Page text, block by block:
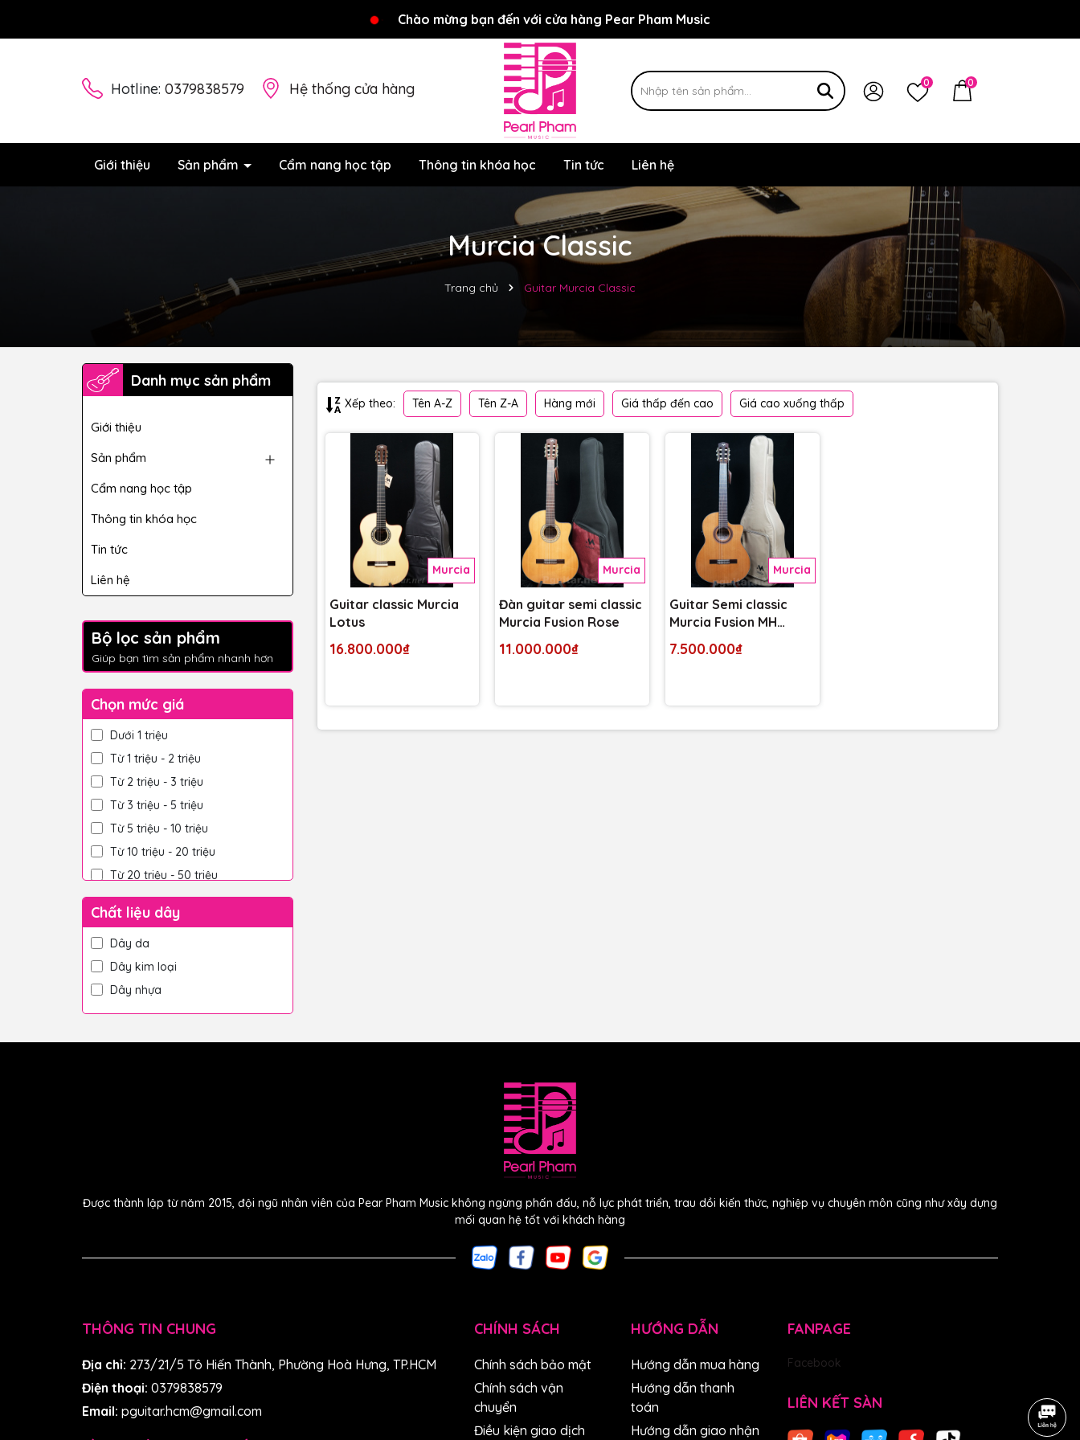
Chào mừng bạn đến với cửa hàng Pear Pham Music
Rất nhiều ưu đãi và chương trình khuyến mãi đang chờ đợi bạn
Hotline: 0379838579 Hệ thống cửa hàng 0 0
Giới thiệu Sản phẩm Cẩm nang học tập Thông tin khóa học Tin tức Liên hệ
Murcia Classic
Trang chủ Guitar Murcia Classic
Danh mục sản phẩm
Giới thiệu
Sản phẩm
Cẩm nang học tập
Thông tin khóa học
Tin tức
Liên hệ
Bộ lọc sản phẩm
Giúp bạn tìm sản phẩm nhanh hơn
Chọn mức giá
Dưới 1 triệu
Từ 1 triệu - 2 triệu
Từ 2 triệu - 3 triệu
Từ 3 triệu - 5 triệu
Từ 5 triệu - 10 triệu
Từ 10 triệu - 20 triệu
Từ 20 triệu - 50 triệu
Trên 50 triệu
Chất liệu dây
Dây da
Dây kim loại
Dây nhựa
Xếp theo: Tên A-Z Tên Z-A Hàng mới Giá thấp đến cao Giá cao xuống thấp
Murcia
Guitar classic Murcia
Lotus
16.800.000₫
Murcia
Đàn guitar semi classic
Murcia Fusion Rose
11.000.000₫
Murcia
Guitar Semi classic
Murcia Fusion MH
7.500.000₫
Được thành lập từ năm 2015, đội ngũ nhân viên của Pear Pham Music không ngừng phấn đấu, nỗ lực phát triển, trau dồi kiến thức, nghiệp vụ chuyên môn cũng như xây dựng
mối quan hệ tốt với khách hàng
THÔNG TIN CHUNG
Địa chỉ: 273/21/5 Tô Hiến Thành, Phường Hoà Hưng, TP.HCM
Điện thoại: 0379838579
Email: pguitar.hcm@gmail.com
CHÍNH SÁCH
Chính sách bảo mật
Chính sách vận
chuyển
Điều kiện giao dịch
HƯỚNG DẪN
Hướng dẫn mua hàng
Hướng dẫn thanh
toán
Hướng dẫn giao nhận
FANPAGE
Facebook
LIÊN KẾT SÀN